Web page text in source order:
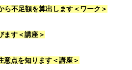
不足額を算出します＜ワーク＞
す＜講座＞
点を知ります＜講座＞